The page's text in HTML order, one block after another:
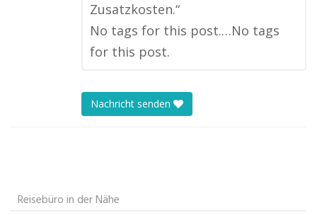
Zusatzkosten.“
No tags for this post.…No tags
for this post.
Nachricht senden
Reisebüro in der Nähe